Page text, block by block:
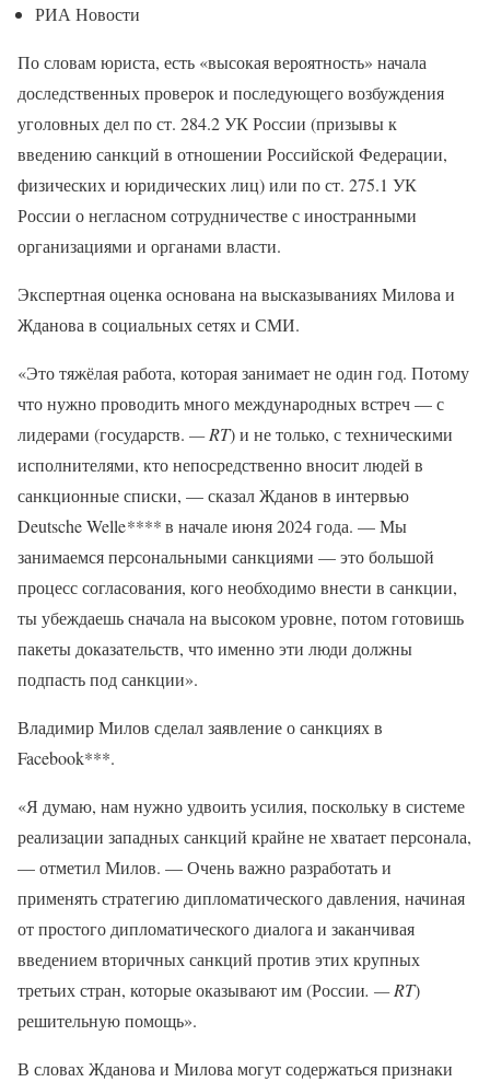
РИА Новости
По словам юриста, есть «высокая вероятность» начала
доследственных проверок и последующего возбуждения
уголовных дел по ст. 284.2 УК России (призывы к
введению санкций в отношении Российской Федерации,
физических и юридических лиц) или по ст. 275.1 УК
России о негласном сотрудничестве с иностранными
организациями и органами власти.
Экспертная оценка основана на высказываниях Милова и
Жданова в социальных сетях и СМИ.
«Это тяжёлая работа, которая занимает не один год. Потому
что нужно проводить много международных встреч — с
лидерами (государств. — RT) и не только, с техническими
исполнителями, кто непосредственно вносит людей в
санкционные списки, — сказал Жданов в интервью
Deutsche Welle****в начале июня 2024 года. — Мы
занимаемся персональными санкциями — это большой
процесс согласования, кого необходимо внести в санкции,
ты убеждаешь сначала на высоком уровне, потом готовишь
пакеты доказательств, что именно эти люди должны
подпасть под санкции».
Владимир Милов сделал заявление о санкциях в
Facebook***.
«Я думаю, нам нужно удвоить усилия, поскольку в системе
реализации западных санкций крайне не хватает персонала,
— отметил Милов. — Очень важно разработать и
применять стратегию дипломатического давления, начиная
от простого дипломатического диалога и заканчивая
введением вторичных санкций против этих крупных
третьих стран, которые оказывают им (России. — RT)
решительную помощь».
В словах Жданова и Милова могут содержаться признаки